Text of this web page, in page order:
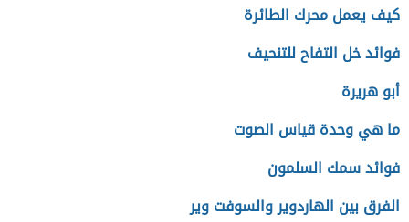
كيف يعمل محرك الطائرة
فوائد خل التفاح للتنحيف
أبو هريرة
ما هي وحدة قياس الصوت
فوائد سمك السلمون
الفرق بين الهاردوير والسوفت وير